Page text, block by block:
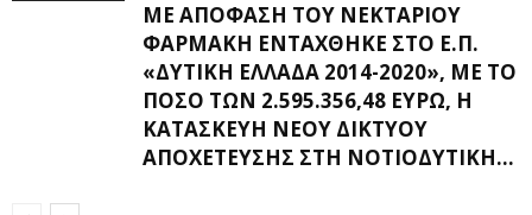
ΜΕ ΑΠΌΦΑΣΗ ΤΟΥ ΝΕΚΤΆΡΙΟΥ
ΦΑΡΜΆΚΗ ΕΝΤΆΧΘΗΚΕ ΣΤΟ Ε.Π.
«ΔΥΤΙΚΉ ΕΛΛΆΔΑ 2014-2020», ΜΕ ΤΟ
ΠΟΣΌ ΤΩΝ 2.595.356,48 ΕΥΡΏ, Η
ΚΑΤΑΣΚΕΥΉ ΝΈΟΥ ΔΙΚΤΎΟΥ
ΑΠΟΧΈΤΕΥΣΗΣ ΣΤΗ ΝΟΤΙΟΔΥΤΙΚΉ...